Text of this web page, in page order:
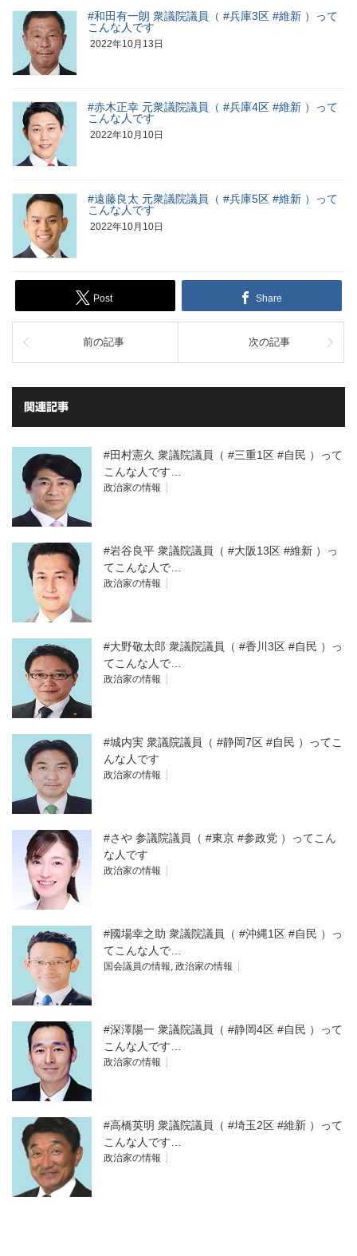
#和田有一朗 衆議院議員（ #兵庫3区 #維新 ）って
こんな人です
2022年10月13日
#赤木正幸 元衆議院議員（ #兵庫4区 #維新 ）って
こんな人です
2022年10月10日
#遠藤良太 元衆議院議員（ #兵庫5区 #維新 ）って
こんな人です
2022年10月10日
Post Share
前の記事 次の記事
関連記事
#田村憲久 衆議院議員（ #三重1区 #自民 ）って
こんな人です…
政治家の情報
#岩谷良平 衆議院議員（ #大阪13区 #維新 ）っ
てこんな人で…
政治家の情報
#大野敬太郎 衆議院議員（ #香川3区 #自民 ）っ
てこんな人で…
政治家の情報
#城内実 衆議院議員（ #静岡7区 #自民 ）ってこ
んな人です
政治家の情報
#さや 参議院議員（ #東京 #参政党 ）ってこん
な人です
政治家の情報
#國場幸之助 衆議院議員（ #沖縄1区 #自民 ）っ
てこんな人で…
国会議員の情報, 政治家の情報
#深澤陽一 衆議院議員（ #静岡4区 #自民 ）って
こんな人です…
政治家の情報
#高橋英明 衆議院議員（ #埼玉2区 #維新 ）って
こんな人です…
政治家の情報